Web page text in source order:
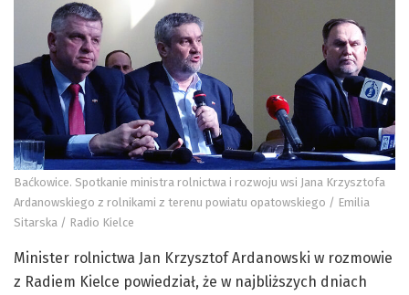
Baćkowice. Spotkanie ministra rolnictwa i rozwoju wsi Jana Krzysztofa
Ardanowskiego z rolnikami z terenu powiatu opatowskiego / Emilia
Sitarska / Radio Kielce
Minister rolnictwa Jan Krzysztof Ardanowski w rozmowie
z Radiem Kielce powiedział, że w najbliższych dniach